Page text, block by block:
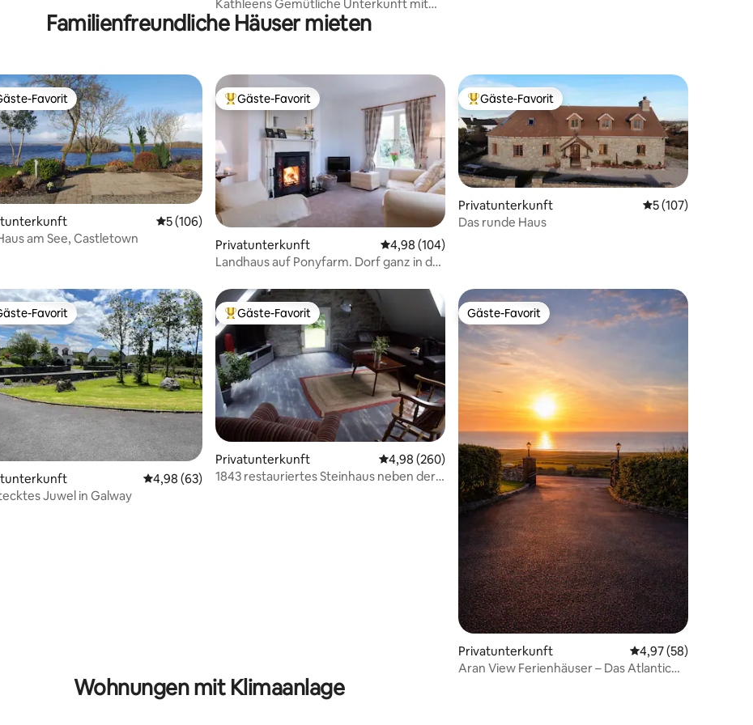
Kathleens Gemütliche Unterkunft mit
Parkplatz
Familienfreundliche Häuser mieten
4,98 von 5, 133 Bewertungen
Gäste-Favorit.
Favorit
Durchschnittliche Bewertung: 5 von 5, 106 Bewertungen
5 (106)
am See, Castletown
Beliebter Gäste-Favorit.
Gäste-Favorit
Privatunterkunft Durchschnittliche Bewertung: 4,98 von 5, 104 Bewertungen
4,98 (104)
Landhaus auf Ponyfarm. Dorf ganz in der
Beliebter Gäste-Favorit.
Gäste-Favorit
Privatunterkunft Durchschnittliche
5 (107)
Das runde Haus
4,98 von 5, 216 Bewertungen
Gäste-Favorit.
Favorit
Durchschnittliche Bewertung: 4,98 von 5, 63 Bewertungen
4,98 (63)
Juwel in Galway
Beliebter Gäste-Favorit.
Gäste-Favorit
Privatunterkunft Durchschnittliche Bewertung: 4,98 von 5, 260 Bewertungen
4,98 (260)
1843 restauriertes Steinhaus neben der
Gäste-Favorit
Gäste-Favorit
Privatunterkunft Durchschnittliche
4,97 (58)
Aran View Ferienhäuser – Das Atlantic
Wohnungen mit Klimaanlage